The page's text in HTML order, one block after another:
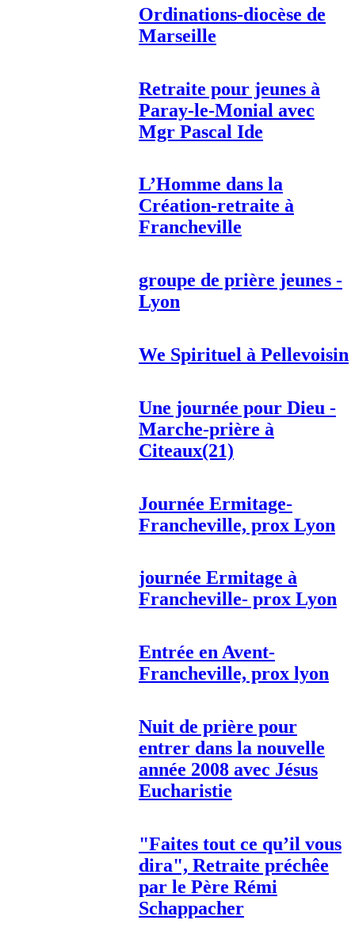
Ordinations-diocèse de
Marseille
Retraite pour jeunes à
Paray-le-Monial avec
Mgr Pascal Ide
L’Homme dans la
Création-retraite à
Francheville
groupe de prière jeunes -
Lyon
We Spirituel à Pellevoisin
Une journée pour Dieu -
Marche-prière à
Citeaux(21)
Journée Ermitage-
Francheville, prox Lyon
journée Ermitage à
Francheville- prox Lyon
Entrée en Avent-
Francheville, prox lyon
Nuit de prière pour
entrer dans la nouvelle
année 2008 avec Jésus
Eucharistie
"Faites tout ce qu’il vous
dira", Retraite préchêe
par le Père Rémi
Schappacher